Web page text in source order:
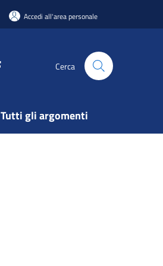
Accedi all'area personale
Cerca
Tutti gli argomenti